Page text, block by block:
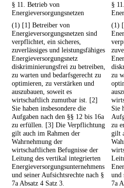
§ 11. Betrieb von
Energieversorgungsnetzen
§
(1) [1] Betreiber von
Energieversorgungsnetzen sind
verpflichtet, ein sicheres,
zuverlässiges und leistungsfähiges
Energieversorgungsnetz
diskriminierungsfrei zu betreiben,
zu warten und bedarfsgerecht zu
optimieren, zu verstärken und
auszubauen, soweit es
wirtschaftlich zumutbar ist. [2]
Sie haben insbesondere die
Aufgaben nach den §§ 12 bis 16a
zu erfüllen. [3] Die Verpflichtung
gilt auch im Rahmen der
Wahrnehmung der
wirtschaftlichen Befugnisse der
Leitung des vertikal integrierten
Energieversorgungsunternehmens
und seiner Aufsichtsrechte nach §
7a Absatz 4 Satz 3.
(1)
zu
Sie
zu
gilt
und
7a